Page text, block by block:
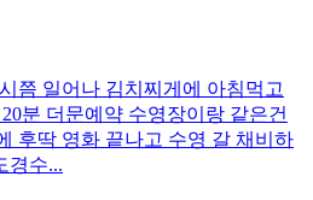
쯤 일어나 김치찌게에 아침먹고
분 더문예약 수영장이랑 같은건
후딱 영화 끝나고 수영 갈 채비하
경수...